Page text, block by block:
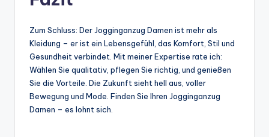
Zum Schluss: Der Jogginganzug Damen ist mehr als
Kleidung – er ist ein Lebensgefühl, das Komfort, Stil und
Gesundheit verbindet. Mit meiner Expertise rate ich:
Wählen Sie qualitativ, pflegen Sie richtig, und genießen
Sie die Vorteile. Die Zukunft sieht hell aus, voller
Bewegung und Mode. Finden Sie Ihren Jogginganzug
Damen – es lohnt sich.